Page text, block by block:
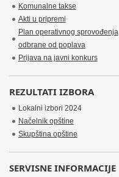
Komunalne takse
Akti u pripremi
Plan operativnog sprovođenja
odbrane od poplava
Prijava na javni konkurs
REZULTATI IZBORA
Lokalni izbori 2024
Načelnik opštine
Skupština opštine
SERVISNE INFORMACIJE